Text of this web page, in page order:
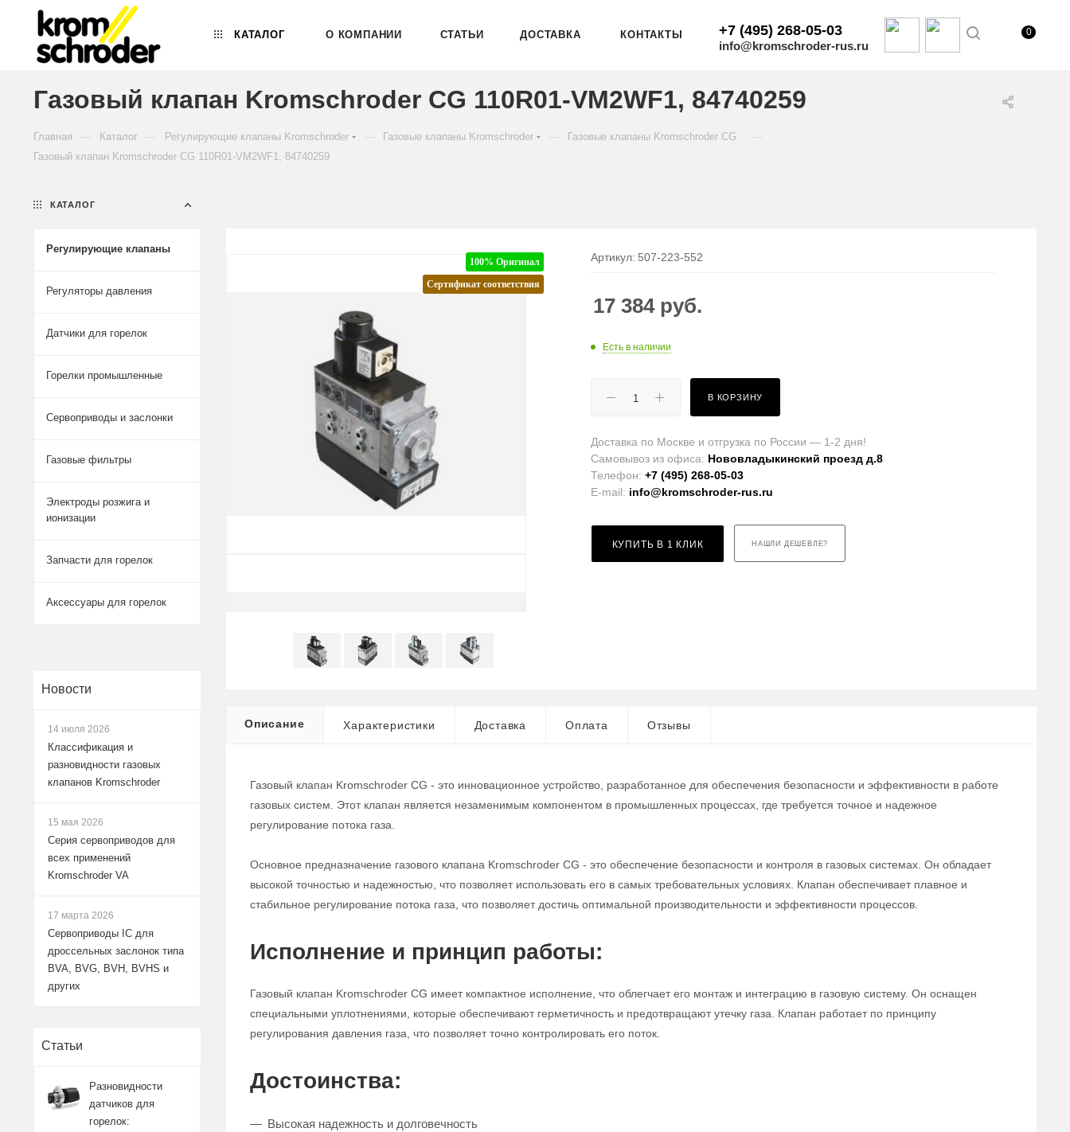
КАТАЛОГ О КОМПАНИИ СТАТЬИ ДОСТАВКА КОНТАКТЫ +7 (495) 268-05-03
info@kromschroder-rus.ru
0
Газовый клапан Kromschroder CG 110R01-VM2WF1, 84740259
Главная Каталог Регулирующие клапаны Kromschroder Газовые клапаны Kromschroder Газовые клапаны Kromschroder CG
Газовый клапан Kromschroder CG 110R01-VM2WF1, 84740259
100% Оригинал
Сертификат соответствия
Артикул: 507-223-552
17 384руб.
Есть в наличии
В КОРЗИНУ
Доставка по Москве и отгрузка по России — 1-2 дня!
Самовывоз из офиса: Нововладыкинский проезд д.8
Телефон:+7 (495) 268-05-03
E-mail: info@kromschroder-rus.ru
КУПИТЬ В 1 КЛИК НАШЛИ ДЕШЕВЛЕ?
Описание Характеристики Доставка Оплата Отзывы
Газовый клапан Kromschroder CG - это инновационное устройство, разработанное для обеспечения безопасности и эффективности в работе
газовых систем. Этот клапан является незаменимым компонентом в промышленных процессах, где требуется точное и надежное
регулирование потока газа.
Основное предназначение газового клапана Kromschroder CG - это обеспечение безопасности и контроля в газовых системах. Он обладает
высокой точностью и надежностью, что позволяет использовать его в самых требовательных условиях. Клапан обеспечивает плавное и
стабильное регулирование потока газа, что позволяет достичь оптимальной производительности и эффективности процессов.
Исполнение и принцип работы:
Газовый клапан Kromschroder CG имеет компактное исполнение, что облегчает его монтаж и интеграцию в газовую систему. Он оснащен
специальными уплотнениями, которые обеспечивают герметичность и предотвращают утечку газа. Клапан работает по принципу
регулирования давления газа, что позволяет точно контролировать его поток.
Достоинства:
Высокая надежность и долговечность
КАТАЛОГ
Регулирующие клапаны
Регуляторы давления
Датчики для горелок
Горелки промышленные
Сервоприводы и заслонки
Газовые фильтры
Электроды розжига и
ионизации
Запчасти для горелок
Аксессуары для горелок
Новости
14 июля 2026
Классификация и
разновидности газовых
клапанов Kromschroder
15 мая 2026
Серия сервоприводов для
всех применений
Kromschroder VA
17 марта 2026
Сервоприводы IC для
дроссельных заслонок типа
BVA, BVG, BVH, BVHS и
других
Статьи
Разновидности
датчиков для
горелок: